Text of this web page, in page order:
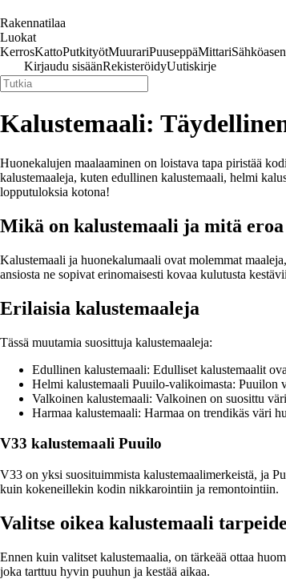
Rakennatilaa
Luokat
KerrosKattoPutkityötMuurariPuuseppäMittari
Kirjaudu sisäänRekisteröidyUutiskirje
Kalustemaali:
Huonekalujen maalaaminen on loistava tapa piristää
kalustemaaleja, kuten edullinen kalustemaali, helmi
lopputuloksia kotona!
Mikä on kalustemaali ja mitä
Kalustemaali ja huonekalumaali ovat molemmat
ansiosta ne sopivat erinomaisesti kovaa kulutusta
Erilaisia kalustemaaleja
Tässä muutamia suosittuja kalustemaaleja:
Edullinen kalustemaali: Edulliset kalustemaalit
Helmi kalustemaali Puuilo-valikoimasta: Puuilon
Valkoinen kalustemaali: Valkoinen on suosittu
Harmaa kalustemaali: Harmaa on trendikäs väri
V33 kalustemaali Puuilo
V33 on yksi suosituimmista kalustemaalimerkeistä, ja
kuin kokeneillekin kodin nikkarointiin ja remontointiin.
Valitse oikea kalustemaali
Ennen kuin valitset kalustemaalia, on tärkeää ottaa
joka tarttuu hyvin puuhun ja kestää aikaa.